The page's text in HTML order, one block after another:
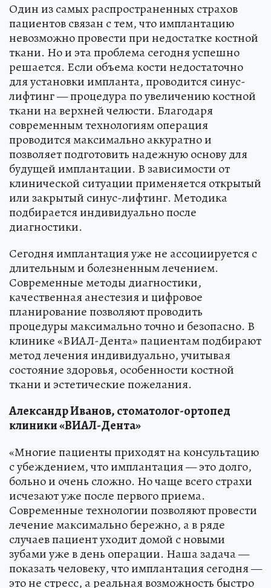
Один из самых распространенных страхов
пациентов связан с тем, что имплантацию
невозможно провести при недостатке костной
ткани. Но и эта проблема сегодня успешно
решается. Если объема кости недостаточно
для установки импланта, проводится синус-
лифтинг — процедура по увеличению костной
ткани на верхней челюсти. Благодаря
современным технологиям операция
проводится максимально аккуратно и
позволяет подготовить надежную основу для
будущей имплантации. В зависимости от
клинической ситуации применяется открытый
или закрытый синус-лифтинг. Методика
подбирается индивидуально после
диагностики.
Сегодня имплантация уже не ассоциируется с
длительным и болезненным лечением.
Современные методы диагностики,
качественная анестезия и цифровое
планирование позволяют проводить
процедуры максимально точно и безопасно. В
клинике «ВИАЛ-Дента» пациентам подбирают
метод лечения индивидуально, учитывая
состояние здоровья, особенности костной
ткани и эстетические пожелания.
Александр Иванов, стоматолог-ортопед
клиники «ВИАЛ-Дента»
«Многие пациенты приходят на консультацию
с убеждением, что имплантация — это долго,
больно и очень сложно. Но чаще всего страхи
исчезают уже после первого приема.
Современные технологии позволяют провести
лечение максимально бережно, а в ряде
случаев пациент уходит домой с новыми
зубами уже в день операции. Наша задача —
показать человеку, что имплантация сегодня —
это не стресс, а реальная возможность быстро